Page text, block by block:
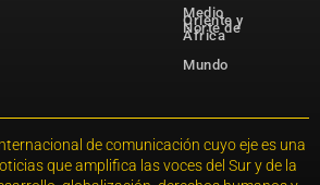
Medio
Oriente y
Norte de
África
Mundo
de comunicación cuyo eje es una
que amplifica las voces del Sur y de la